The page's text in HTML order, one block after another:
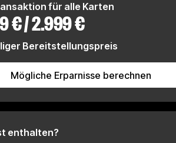
für alle Karten
€ / 2.999 €
Bereitstellungspreis
Mögliche
Mögliche Erparnisse berechnen
enthalten?